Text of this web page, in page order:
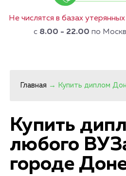
Не числятся в базах
с 8.00 - 22.00 по
Главная → Купить диплом
Купить
любого
городе